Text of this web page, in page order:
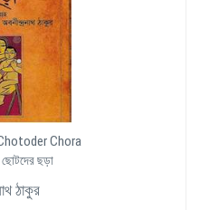
Chora
ছোটদের ছড়া
ঠাকুর